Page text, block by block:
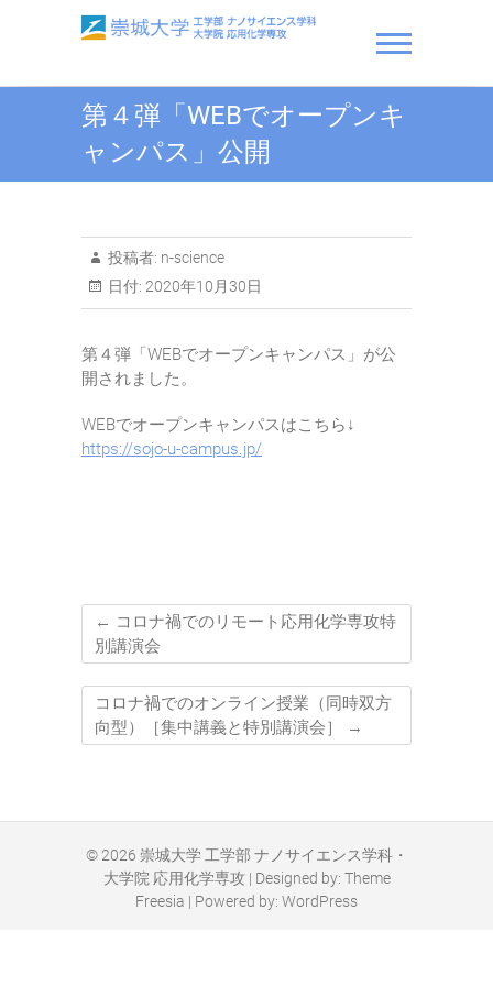
崇城大学 工学部 ナノサ
イエンス学科・大学院 応
用化学専攻
第４弾「WEBでオープンキ
ャンパス」公開
投稿者: n-science
日付: 2020年10月30日
第４弾「WEBでオープンキャンパス」が公
開されました。
WEBでオープンキャンパスはこちら↓
https://sojo-u-campus.jp/
← コロナ禍でのリモート応用化学専攻特
別講演会
コロナ禍でのオンライン授業（同時双方
向型）［集中講義と特別講演会］
→
© 2026 崇城大学 工学部 ナノサイエンス学科・
大学院 応用化学専攻 | Designed by: Theme
Freesia | Powered by: WordPress